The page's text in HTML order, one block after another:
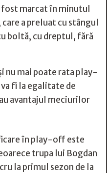
marcat în minutul
a preluat cu stângul
boltă, cu dreptul, fără
nu mai poate rata play-
fi la egalitate de
avantajul meciurilor
în play-off este
trupa lui Bogdan
la primul sezon de la